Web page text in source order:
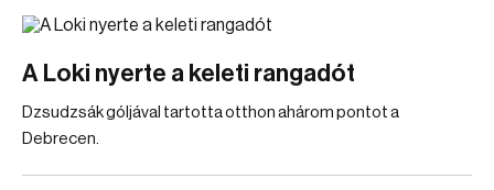
A Loki nyerte a keleti rangadót
Dzsudzsák góljával tartotta otthon ahárom pontot a
Debrecen.